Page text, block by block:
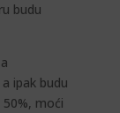
budu
ipak budu
moći